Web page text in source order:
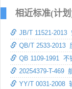
相近标准(计
JB/T 11521-2013
QB/T 2533-2013
QB 1109-1991 不
20254379-T-469
YY/T 0031-2008